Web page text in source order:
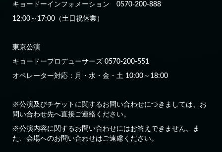
キョードーインフォメーション 0570-200-888
12:00～17:00（土日祝休業）
東京公演
キョードープロデューサーズ 0570-200-551
オペレーター対応：月・水・金・土 10:00～18:00
※公演及びチケットに関するお問い合わせにつきましては、お
問い合わせ先へ直接ご連絡ください。
※公演内容に関するお問い合わせにはお答えできません。ま
た、会場へのお問い合わせはご遠慮ください。